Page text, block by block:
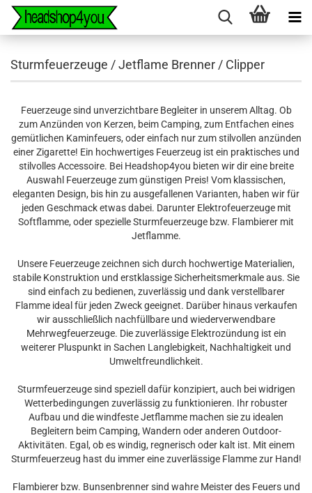
Sturmfeuerzeuge / Jetflame Brenner / Clipper
Feuerzeuge sind unverzichtbare Begleiter in unserem Alltag. Ob
zum Anzünden von Kerzen, beim Camping, zum Entfachen eines
gemütlichen Kaminfeuers, oder einfach nur zum stilvollen anzünden
einer Zigarette! Ein hochwertiges Feuerzeug ist ein praktisches und
stilvolles Accessoire. Bei Headshop4you bieten wir dir eine breite
Auswahl Feuerzeuge zum günstigen Preis! Vom klassischen,
eleganten Design, bis hin zu ausgefallenen Varianten, haben wir für
jeden Geschmack etwas dabei. Darunter Elektrofeuerzeuge mit
Softflamme, oder spezielle Sturmfeuerzeuge bzw. Flambierer mit
Jetflamme.
Unsere Feuerzeuge zeichnen sich durch hochwertige Materialien,
stabile Konstruktion und erstklassige Sicherheitsmerkmale aus. Sie
sind einfach zu bedienen, zuverlässig und dank verstellbarer
Flamme ideal für jeden Zweck geeignet. Darüber hinaus verkaufen
wir ausschließlich nachfüllbare und wiederverwendbare
Mehrwegfeuerzeuge. Die zuverlässige Elektrozündung ist ein
weiterer Pluspunkt in Sachen Langlebigkeit, Nachhaltigkeit und
Umweltfreundlichkeit.
Sturmfeuerzeuge sind speziell dafür konzipiert, auch bei widrigen
Wetterbedingungen zuverlässig zu funktionieren. Ihr robuster
Aufbau und die windfeste Jetflamme machen sie zu idealen
Begleitern beim Camping, Wandern oder anderen Outdoor-
Aktivitäten. Egal, ob es windig, regnerisch oder kalt ist. Mit einem
Sturmfeuerzeug hast du immer eine zuverlässige Flamme zur Hand!
Flambierer bzw. Bunsenbrenner sind wahre Meister des Feuers und